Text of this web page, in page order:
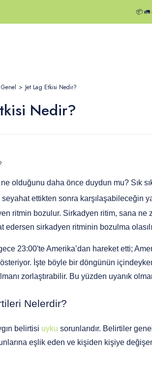
Genel Jet Lag Etkisi Nedir?
Nedir?
olduğunu daha önce duydun mu? Sık
ettikten sonra karşılaşabileceğin
ritmin bozulur. Sirkadyen ritim, sana
edersen sirkadyen ritminin bozulma
23:00'te Amerika’dan hareket etti;
İşte böyle bir döngünün
zorlaştırabilir. Bu yüzden uyanık
Nelerdir?
belirtisi uyku sorunlarıdır. Belirtiler
eşlik eden ve kişiden kişiye